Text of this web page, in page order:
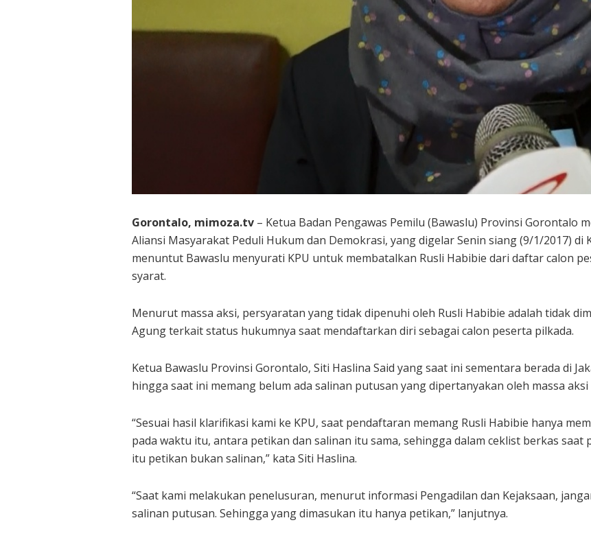
Gorontalo, mimoza.tv – Ketua Badan Pengawas Pemilu (Bawaslu) Provinsi Gorontalo
Aliansi Masyarakat Peduli Hukum dan Demokrasi, yang digelar Senin siang (9/1/2017)
menuntut Bawaslu menyurati KPU untuk membatalkan Rusli Habibie dari daftar calon
syarat.
Menurut massa aksi, persyaratan yang tidak dipenuhi oleh Rusli Habibie adalah tidak
Agung terkait status hukumnya saat mendaftarkan diri sebagai calon peserta pilkada.
Ketua Bawaslu Provinsi Gorontalo, Siti Haslina Said yang saat ini sementara berada di
hingga saat ini memang belum ada salinan putusan yang dipertanyakan oleh massa
“Sesuai hasil klarifikasi kami ke KPU, saat pendaftaran memang Rusli Habibie hanya
pada waktu itu, antara petikan dan salinan itu sama, sehingga dalam ceklist berkas
itu petikan bukan salinan,” kata Siti Haslina.
“Saat kami melakukan penelusuran, menurut informasi Pengadilan dan Kejaksaan,
salinan putusan. Sehingga yang dimasukan itu hanya petikan,” lanjutnya.